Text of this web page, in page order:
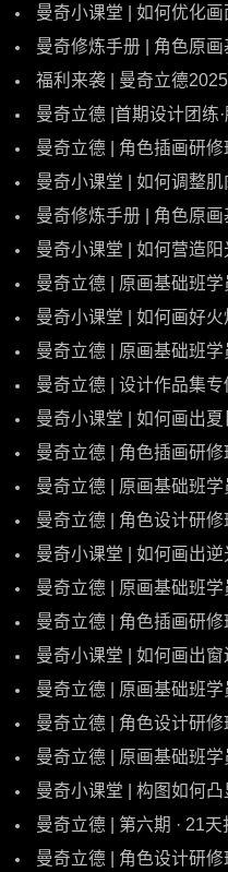
曼奇小课堂 | 如何优化画
曼奇修炼手册 | 角色原
福利来袭 | 曼奇立德
曼奇立德 |首期设计团练·脑洞扭
曼奇立德 | 角色插画研
曼奇小课堂 | 如何调整肌
曼奇修炼手册 | 角色原
曼奇小课堂 | 如何营造
曼奇立德 | 原画基础班
曼奇小课堂 | 如何画好火
曼奇立德 | 原画基础班
曼奇立德 | 设计作品集
曼奇小课堂 | 如何画出
曼奇立德 | 角色插画研
曼奇立德 | 原画基础班
曼奇立德 | 角色设计研
曼奇小课堂 | 如何画出逆
曼奇立德 | 原画基础班
曼奇立德 | 角色插画研
曼奇小课堂 | 如何画出窗
曼奇立德 | 原画基础班
曼奇立德 | 角色设计研
曼奇立德 | 原画基础班
曼奇小课堂 | 构图如何凸
曼奇立德 | 第六期 · 21天打
曼奇立德 | 角色设计研